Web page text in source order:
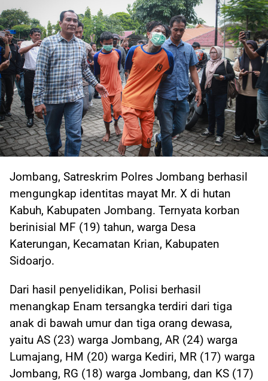
Jombang, Satreskrim Polres Jombang berhasil
mengungkap identitas mayat Mr. X di hutan
Kabuh, Kabupaten Jombang. Ternyata korban
berinisial MF (19) tahun, warga Desa
Katerungan, Kecamatan Krian, Kabupaten
Sidoarjo.
Dari hasil penyelidikan, Polisi berhasil
menangkap Enam tersangka terdiri dari tiga
anak di bawah umur dan tiga orang dewasa,
yaitu AS (23) warga Jombang, AR (24) warga
Lumajang, HM (20) warga Kediri, MR (17) warga
Jombang, RG (18) warga Jombang, dan KS (17)